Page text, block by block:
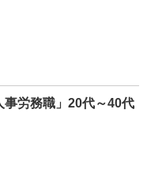
労務職」20代～40代